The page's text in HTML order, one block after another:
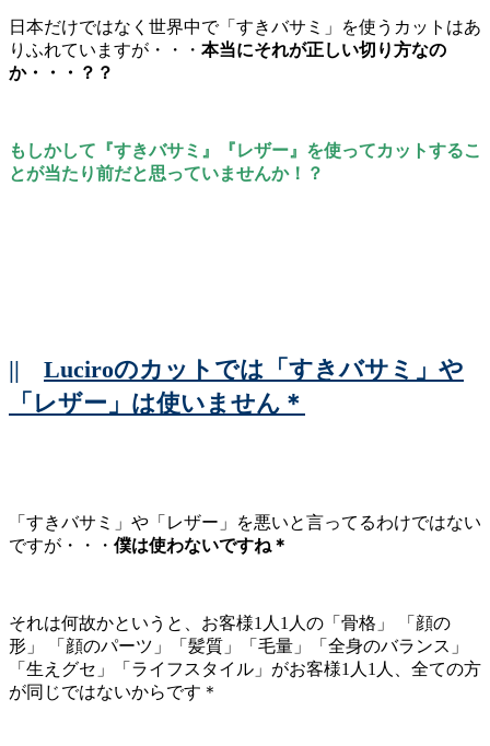
日本だけではなく世界中で「すきバサミ」を使うカットはあ
りふれていますが・・・ 本当にそれが正しい切り方なの
か・・・？？
もしかして『すきバサミ』『レザー』を使ってカットするこ
とが当たり前だと思っていませんか！？
|| Luciroのカットでは「すきバサミ」や
「レザー」は使いません＊
「すきバサミ」や「レザー」を悪いと言ってるわけではない
ですが・・・ 僕は使わないですね＊
それは何故かというと、お客様1人1人の「骨格」 「顔の
形」 「顔のパーツ」「髪質」「毛量」「全身のバランス」
「生えグセ」「ライフスタイル」がお客様1人1人、全ての方
が同じではないからです＊